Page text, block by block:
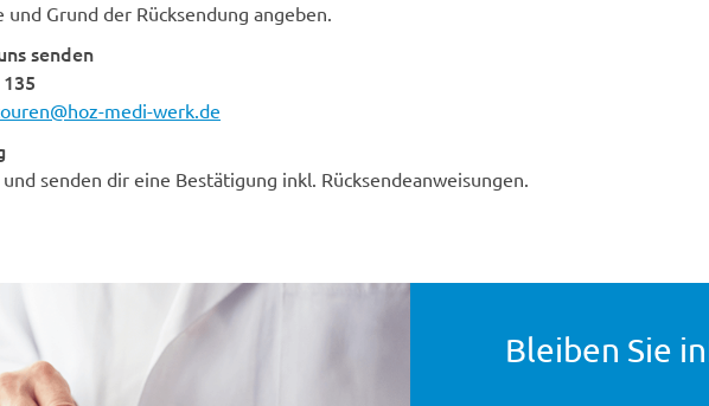
Grund der Rücksendung angeben.
senden
medi-werk.de
senden dir eine Bestätigung inkl. Rücksendeanweisungen.
Bleiben Sie